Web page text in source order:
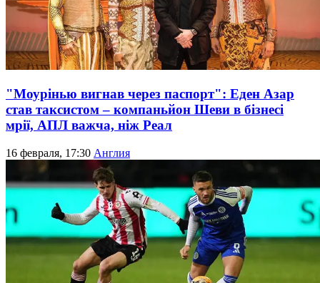
"Моурінью вигнав через паспорт": Еден Азар
став таксистом – компаньйон Шеви в бізнесі
мрії, АПЛ важча, ніж Реал
16 февраля, 17:30 Англия